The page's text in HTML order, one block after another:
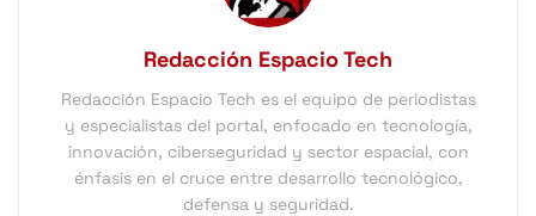
Redacción Espacio Tech
Redacción Espacio Tech es el equipo de periodistas
y especialistas del portal, enfocado en tecnología,
innovación, ciberseguridad y sector espacial, con
énfasis en el cruce entre desarrollo tecnológico,
defensa y seguridad.